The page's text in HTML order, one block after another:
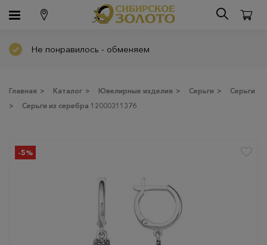
Не понравилось - обменяем
Главная > Каталог > Ювелирные изделия > Серьги >
Серьги
>
Серьги из серебра 12000311376
-5%